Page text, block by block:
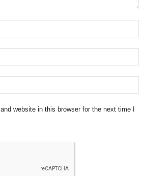
website in this browser for the next time I